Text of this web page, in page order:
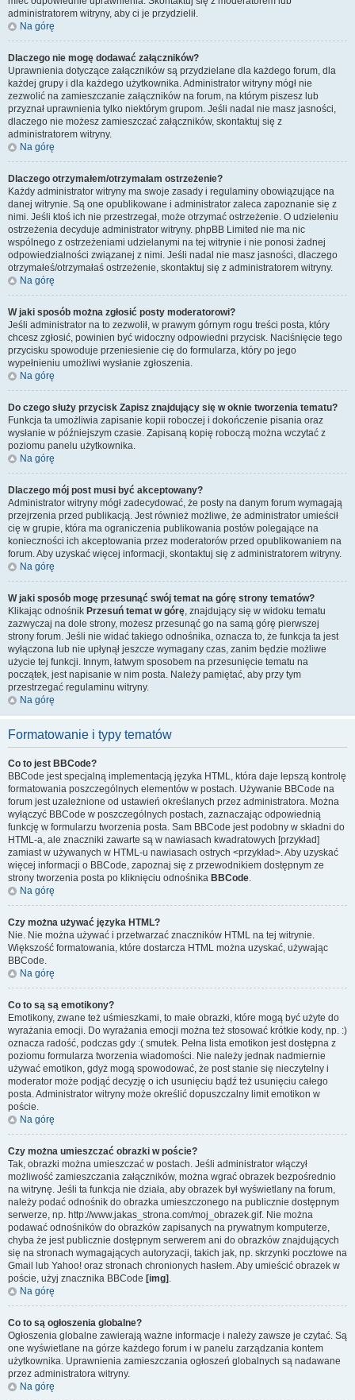
administratorem witryny, aby ci je przydzielił.
Na górę
Dlaczego nie mogę dodawać załączników?
Uprawnienia dotyczące załączników są przydzielane dla każdego forum, dla
każdej grupy i dla każdego użytkownika. Administrator witryny mógł nie
zezwolić na zamieszczanie załączników na forum, na którym piszesz lub
przyznał uprawnienia tylko niektórym grupom. Jeśli nadal nie masz jasności,
dlaczego nie możesz zamieszczać załączników, skontaktuj się z
administratorem witryny.
Na górę
Dlaczego otrzymałem/otrzymałam ostrzeżenie?
Każdy administrator witryny ma swoje zasady i regulaminy obowiązujące na
danej witrynie. Są one opublikowane i administrator zaleca zapoznanie się z
nimi. Jeśli ktoś ich nie przestrzegał, może otrzymać ostrzeżenie. O udzieleniu
ostrzeżenia decyduje administrator witryny. phpBB Limited nie ma nic
wspólnego z ostrzeżeniami udzielanymi na tej witrynie i nie ponosi żadnej
odpowiedzialności związanej z nimi. Jeśli nadal nie masz jasności, dlaczego
otrzymałeś/otrzymałaś ostrzeżenie, skontaktuj się z administratorem witryny.
Na górę
W jaki sposób można zgłosić posty moderatorowi?
Jeśli administrator na to zezwolił, w prawym górnym rogu treści posta, który
chcesz zgłosić, powinien być widoczny odpowiedni przycisk. Naciśnięcie tego
przycisku spowoduje przeniesienie cię do formularza, który po jego
wypełnieniu umożliwi wysłanie zgłoszenia.
Na górę
Do czego służy przycisk Zapisz znajdujący się w oknie tworzenia tematu?
Funkcja ta umożliwia zapisanie kopii roboczej i dokończenie pisania oraz
wysłanie w późniejszym czasie. Zapisaną kopię roboczą można wczytać z
poziomu panelu użytkownika.
Na górę
Dlaczego mój post musi być akceptowany?
Administrator witryny mógł zadecydować, że posty na danym forum wymagają
przejrzenia przed publikacją. Jest również możliwe, że administrator umieścił
cię w grupie, która ma ograniczenia publikowania postów polegające na
konieczności ich akceptowania przez moderatorów przed opublikowaniem na
forum. Aby uzyskać więcej informacji, skontaktuj się z administratorem witryny.
Na górę
W jaki sposób mogę przesunąć swój temat na górę strony tematów?
Klikając odnośnik Przesuń temat w górę, znajdujący się w widoku tematu
zazwyczaj na dole strony, możesz przesunąć go na samą górę pierwszej
strony forum. Jeśli nie widać takiego odnośnika, oznacza to, że funkcja ta jest
wyłączona lub nie upłynął jeszcze wymagany czas, zanim będzie możliwe
użycie tej funkcji. Innym, łatwym sposobem na przesunięcie tematu na
początek, jest napisanie w nim posta. Należy pamiętać, aby przy tym
przestrzegać regulaminu witryny.
Na górę
Formatowanie i typy tematów
Co to jest BBCode?
BBCode jest specjalną implementacją języka HTML, która daje lepszą kontrolę
formatowania poszczególnych elementów w postach. Używanie BBCode na
forum jest uzależnione od ustawień określanych przez administratora. Można
wyłączyć BBCode w poszczególnych postach, zaznaczając odpowiednią
funkcję w formularzu tworzenia posta. Sam BBCode jest podobny w składni do
HTML-a, ale znaczniki zawarte są w nawiasach kwadratowych [przykład]
zamiast w używanych w HTML-u nawiasach ostrych <przykład>. Aby uzyskać
więcej informacji o BBCode, zapoznaj się z przewodnikiem dostępnym ze
strony tworzenia posta po kliknięciu odnośnika BBCode.
Na górę
Czy można używać języka HTML?
Nie. Nie można używać i przetwarzać znaczników HTML na tej witrynie.
Większość formatowania, które dostarcza HTML można uzyskać, używając
BBCode.
Na górę
Co to są są emotikony?
Emotikony, zwane też uśmieszkami, to małe obrazki, które mogą być użyte do
wyrażania emocji. Do wyrażania emocji można też stosować krótkie kody, np. :)
oznacza radość, podczas gdy :( smutek. Pełna lista emotikon jest dostępna z
poziomu formularza tworzenia wiadomości. Nie należy jednak nadmiernie
używać emotikon, gdyż mogą spowodować, że post stanie się nieczytelny i
moderator może podjąć decyzję o ich usunięciu bądź też usunięciu całego
posta. Administrator witryny może określić dopuszczalny limit emotikon w
poście.
Na górę
Czy można umieszczać obrazki w poście?
Tak, obrazki można umieszczać w postach. Jeśli administrator włączył
możliwość zamieszczania załączników, można wgrać obrazek bezpośrednio
na witrynę. Jeśli ta funkcja nie działa, aby obrazek był wyświetlany na forum,
należy podać odnośnik do obrazka umieszczonego na publicznie dostępnym
serwerze, np. http://www.jakas_strona.com/moj_obrazek.gif. Nie można
podawać odnośników do obrazków zapisanych na prywatnym komputerze,
chyba że jest publicznie dostępnym serwerem ani do obrazków znajdujących
się na stronach wymagających autoryzacji, takich jak, np. skrzynki pocztowe na
Gmail lub Yahoo! oraz stronach chronionych hasłem. Aby umieścić obrazek w
poście, użyj znacznika BBCode [img] .
Na górę
Co to są ogłoszenia globalne?
Ogłoszenia globalne zawierają ważne informacje i należy zawsze je czytać. Są
one wyświetlane na górze każdego forum i w panelu zarządzania kontem
użytkownika. Uprawnienia zamieszczania ogłoszeń globalnych są nadawane
przez administratora witryny.
Na górę